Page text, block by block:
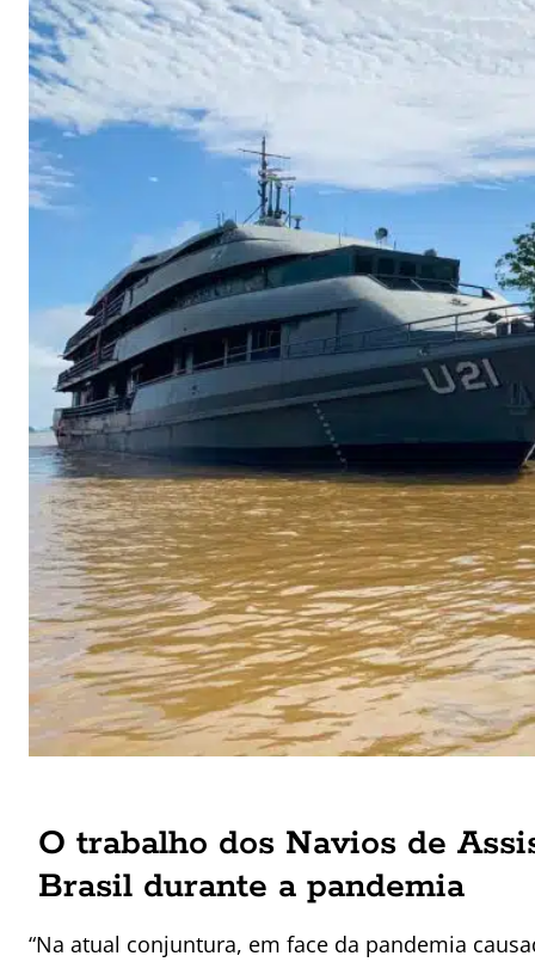
O trabalho dos Navios de
Brasil durante a pandemia
“Na atual conjuntura, em face da pandemia